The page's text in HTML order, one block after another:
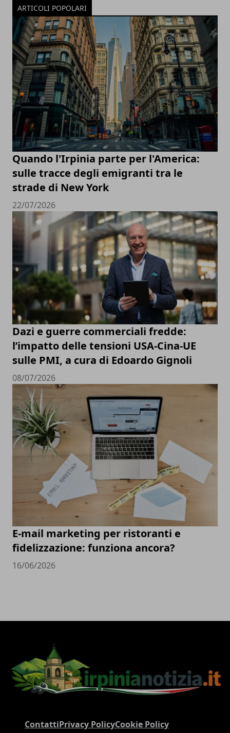
ARTICOLI POPOLARI
Quando l'Irpinia parte per l'America:
sulle tracce degli emigranti tra le
strade di New York
22/07/2026
Dazi e guerre commerciali fredde:
l’impatto delle tensioni USA-Cina-UE
sulle PMI, a cura di Edoardo Gignoli
08/07/2026
E-mail marketing per ristoranti e
fidelizzazione: funziona ancora?
16/06/2026
ContattiPrivacy PolicyCookie Policy